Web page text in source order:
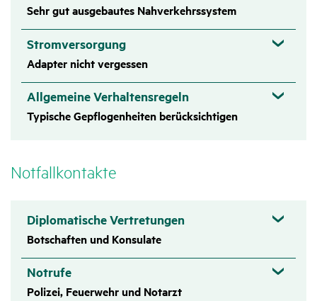
Sehr gut ausgebautes Nahverkehrssystem
Stromversorgung
Adapter nicht vergessen
Allgemeine Verhaltensregeln
Typische Gepflogenheiten berücksichtigen
Notfall­kon­takte
Diplomatische Vertretungen
Botschaften und Konsulate
Notrufe
Polizei, Feuerwehr und Notarzt